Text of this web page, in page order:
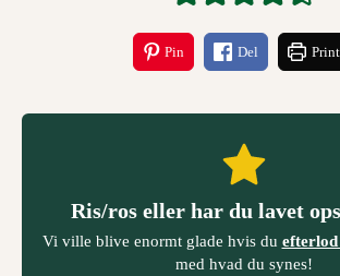
Pin Del Print
Ris/ros eller har du lavet
Vi ville blive enormt glade hvis du
med hvad du synes!